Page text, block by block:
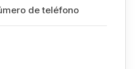
de teléfono